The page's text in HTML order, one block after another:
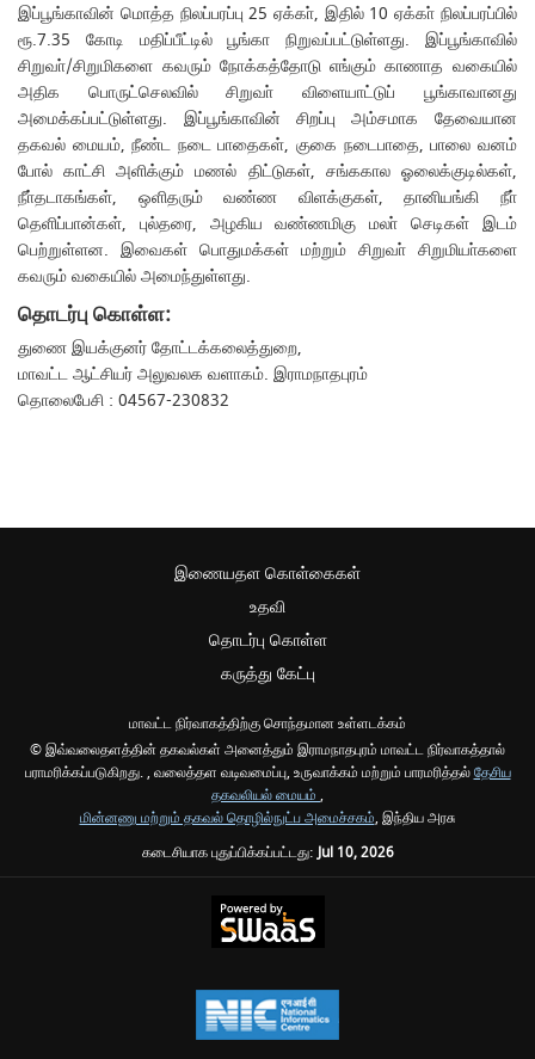
இப்பூங்காவின் மொத்த நிலப்பரப்பு 25 ஏக்கா், இதில் 10 ஏக்கா் நிலப்பரப்பில்
ரூ.7.35 கோடி மதிப்பீட்டில் பூங்கா நிறுவப்பட்டுள்ளது. இப்பூங்காவில்
சிறுவா்/சிறுமிகளை கவரும் நோக்கத்தோடு எங்கும் காணாத வகையில்
அதிக பொருட்செலவில் சிறுவா் விளையாட்டுப் பூங்காவானது
அமைக்கப்பட்டுள்ளது. இப்பூங்காவின் சிறப்பு அம்சமாக தேவையான
தகவல் மையம், நீண்ட நடை பாதைகள், குகை நடைபாதை, பாலை வனம்
போல் காட்சி அளிக்கும் மணல் திட்டுகள், சங்ககால ஓலைக்குடில்கள்,
நீா்தடாகங்கள், ஒளிதரும் வண்ண விளக்குகள், தானியங்கி நீா்
தெளிப்பான்கள், புல்தரை, அழகிய வண்ணமிகு மலா் செடிகள் இடம்
பெற்றுள்ளன. இவைகள் பொதுமக்கள் மற்றும் சிறுவா் சிறுமியா்களை
கவரும் வகையில் அமைந்துள்ளது.
தொடர்பு கொள்ள:
துணை இயக்குனர் தோட்டக்கலைத்துறை,
மாவட்ட ஆட்சியர் அலுவலக வளாகம். இராமநாதபுரம்
தொலைபேசி : 04567-230832
இணையதள கொள்கைகள்
உதவி
தொடர்பு கொள்ள
கருத்து கேட்பு
மாவட்ட நிர்வாகத்திற்கு சொந்தமான உள்ளடக்கம்
© இவ்வலைதளத்தின் தகவல்கள் அனைத்தும் இராமநாதபுரம் மாவட்ட நிர்வாகத்தால்
பராமரிக்கப்படுகிறது. , வலைத்தள வடிவமைப்பு, உருவாக்கம் மற்றும் பாரமரித்தல்தேசிய
தகவலியல் மையம் ,
மின்னணு மற்றும் தகவல் தொழில்நுட்ப அமைச்சகம், இந்திய அரசு
கடைசியாக புதுப்பிக்கப்பட்டது:Jul 10, 2026